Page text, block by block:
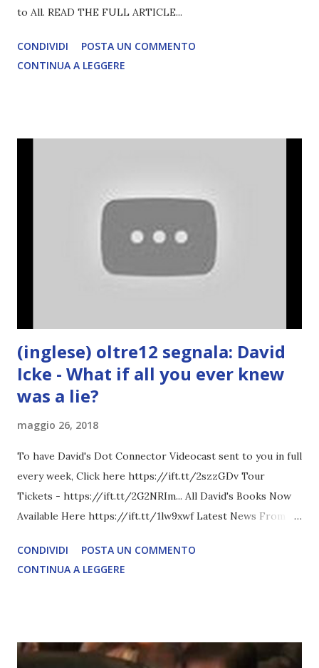
to All. READ THE FULL ARTICLE...
CONDIVIDI
POSTA UN COMMENTO
CONTINUA A LEGGERE
(inglese) oltre12 segnala: David
Icke - What if all you ever knew
was a lie?
maggio 26, 2018
To have David's Dot Connector Videocast sent to you in full
every week, Click here https://ift.tt/2szzGDv Tour
Tickets - https://ift.tt/2G2NRIm... All David's Books Now
Available Here https://ift.tt/1lw9xwf Latest News From
COMPLETO - fonte
CONDIVIDI
POSTA UN COMMENTO
CONTINUA A LEGGERE